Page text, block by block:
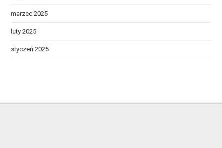
marzec 2025
luty 2025
styczeń 2025